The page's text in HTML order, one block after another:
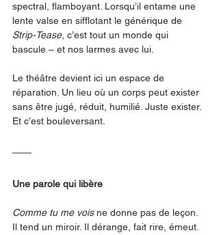
spectral, flamboyant. Lorsqu’il entame une
lente valse en sifflotant le générique de
Strip-Tease, c’est tout un monde qui
bascule – et nos larmes avec lui.
Le théâtre devient ici un espace de
réparation. Un lieu où un corps peut exister
sans être jugé, réduit, humilié. Juste exister.
Et c’est bouleversant.
Une parole qui libère
Comme tu me vois ne donne pas de leçon.
Il tend un miroir. Il dérange, fait rire, émeut.